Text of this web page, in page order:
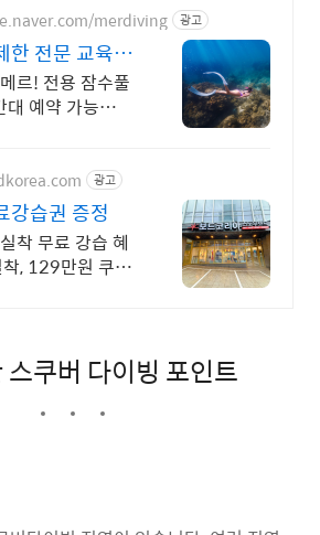
merdiving 광고
한 전문 교육
속 1위
르! 전용 잠수풀
대 예약 가능
광고
강습권 증정
착 무료 강습 혜
, 129만원 쿠폰
쿠버 다이빙 포인트